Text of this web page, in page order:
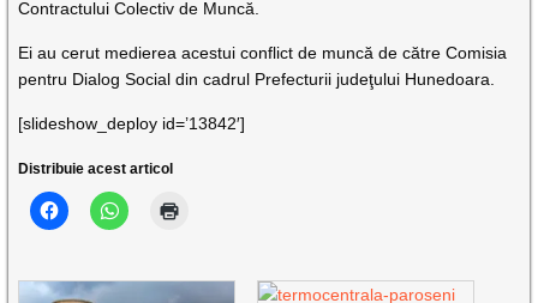
Contractului Colectiv de Muncă.
Ei au cerut medierea acestui conflict de muncă de către Comisia
pentru Dialog Social din cadrul Prefecturii judeţului Hunedoara.
[slideshow_deploy id=’13842′]
Distribuie acest articol